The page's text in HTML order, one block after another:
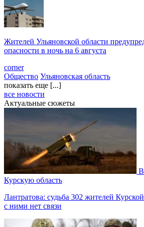
Жителей Ульяновской области
опасности в ночь на 6 августа
corner
Общество Ульяновская область
показать еще [...]
все новости
Актуальные сюжеты
Курскую область
Лантратова: судьба 302 жителей
с ними нет связи